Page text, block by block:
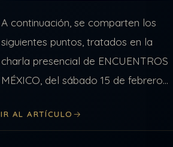
A continuación, se comparten los
siguientes puntos, tratados en la
charla presencial de ENCUENTROS
MÉXICO, del sábado 15 de febrero
VARIOS. Punto #1 de 5: UNA NUEVA
IR AL ARTÍCULO